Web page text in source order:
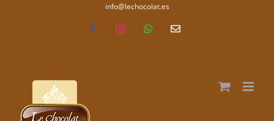
info@lechocolat.es
FacebookInstagramWhatsAppCorreo